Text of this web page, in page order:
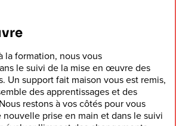
la formation, nous vous
le suivi de la mise en œuvre des
Un support fait maison vous est remis,
des apprentissages et des
restons à vos côtés pour vous
prise en main et dans le suivi